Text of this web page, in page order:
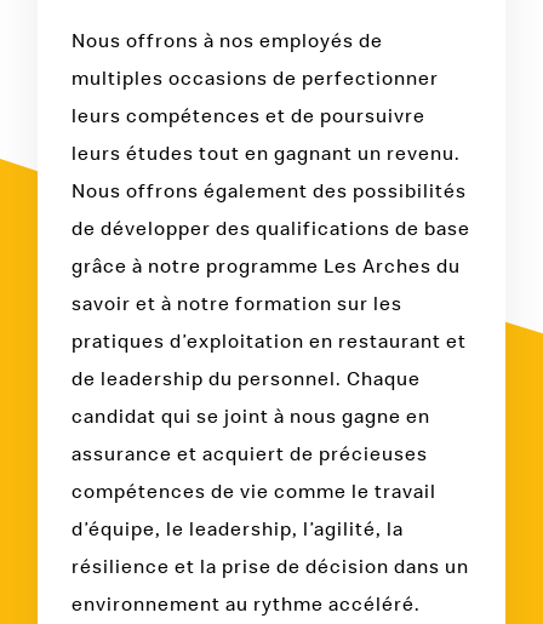
Nous offrons à nos employés de
multiples occasions de perfectionner
leurs compétences et de poursuivre
leurs études tout en gagnant un revenu.
Nous offrons également des possibilités
de développer des qualifications de base
grâce à notre programme Les Arches du
savoir et à notre formation sur les
pratiques d’exploitation en restaurant et
de leadership du personnel. Chaque
candidat qui se joint à nous gagne en
assurance et acquiert de précieuses
compétences de vie comme le travail
d’équipe, le leadership, l’agilité, la
résilience et la prise de décision dans un
environnement au rythme accéléré.